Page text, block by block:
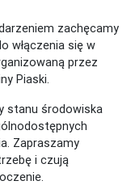
zachęcamy
włączenia się w
przez
Piaski.
stanu środowiska
Zapraszamy
i czują